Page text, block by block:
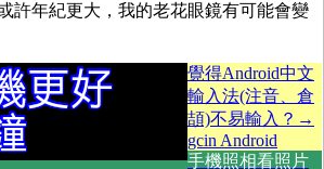
許年紀更大，我的老花眼鏡有可能會變
覺得Android中文
輸入法(注音、倉
頡)不易輸入？→
gcin Android
手機照相看照片